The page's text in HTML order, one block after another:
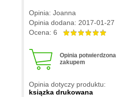
Opinia: Joanna
Opinia dodana: 2017-01-27
Ocena: 6
Opinia potwierdzona
zakupem
Opinia dotyczy produktu:
ksiązka drukowana